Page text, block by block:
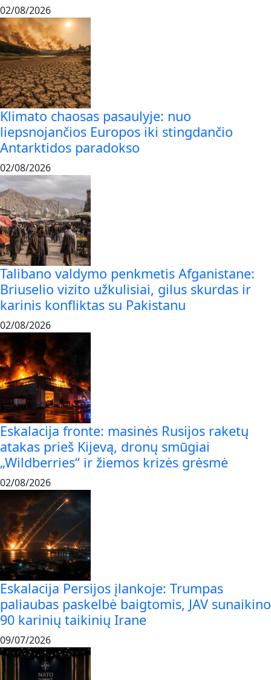
02/08/2026
Klimato chaosas pasaulyje: nuo
liepsnojančios Europos iki stingdančio
Antarktidos paradokso
02/08/2026
Talibano valdymo penkmetis Afganistane:
Briuselio vizito užkulisiai, gilus skurdas ir
karinis konfliktas su Pakistanu
02/08/2026
Eskalacija fronte: masinės Rusijos raketų
atakas prieš Kijevą, dronų smūgiai
„Wildberries“ ir žiemos krizės grėsmė
02/08/2026
Eskalacija Persijos įlankoje: Trumpas
paliaubas paskelbė baigtomis, JAV sunaikino
90 karinių taikinių Irane
09/07/2026